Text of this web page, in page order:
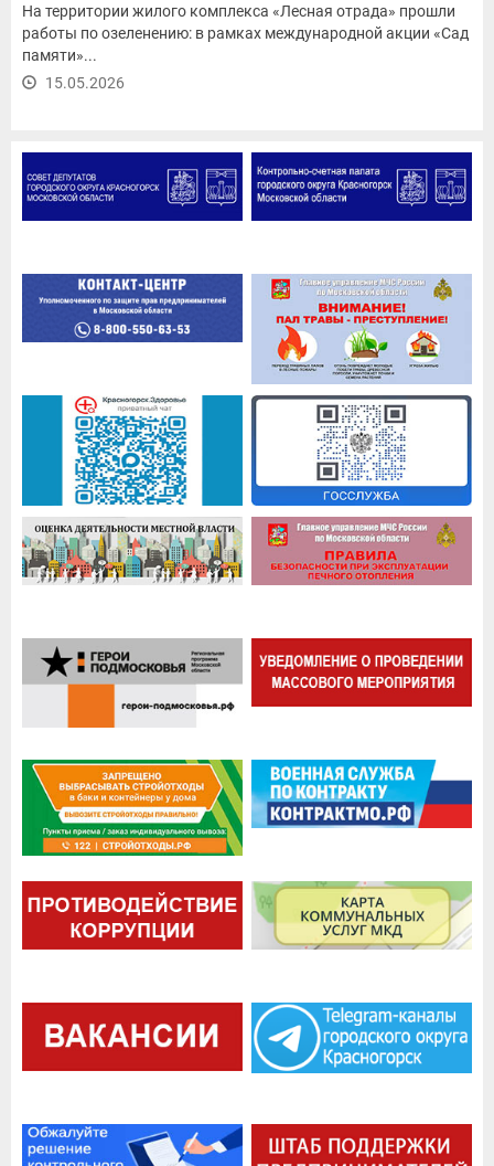
На территории жилого комплекса «Лесная отрада» прошли
работы по озеленению: в рамках международной акции «Сад
памяти»...
15.05.2026